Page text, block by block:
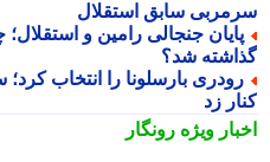
سابق استقلال
جنجالی رامین و استقلال؛
شد؟
بارسلونا را انتخاب کرد؛
زد
ویژهرونگار